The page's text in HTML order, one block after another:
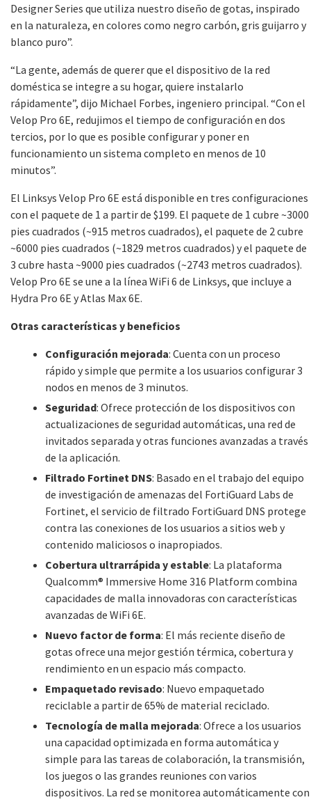
Designer Series que utiliza nuestro diseño de gotas, inspirado
en la naturaleza, en colores como negro carbón, gris guijarro y
blanco puro”.
“La gente, además de querer que el dispositivo de la red
doméstica se integre a su hogar, quiere instalarlo
rápidamente”, dijo Michael Forbes, ingeniero principal. “Con el
Velop Pro 6E, redujimos el tiempo de configuración en dos
tercios, por lo que es posible configurar y poner en
funcionamiento un sistema completo en menos de 10
minutos”.
El Linksys Velop Pro 6E está disponible en tres configuraciones
con el paquete de 1 a partir de $199. El paquete de 1 cubre ~3000
pies cuadrados (~915 metros cuadrados), el paquete de 2 cubre
~6000 pies cuadrados (~1829 metros cuadrados) y el paquete de
3 cubre hasta ~9000 pies cuadrados (~2743 metros cuadrados).
Velop Pro 6E se une a la línea WiFi 6 de Linksys, que incluye a
Hydra Pro 6E y Atlas Max 6E.
Otras características y beneficios
Configuración mejorada: Cuenta con un proceso
rápido y simple que permite a los usuarios configurar 3
nodos en menos de 3 minutos.
Seguridad: Ofrece protección de los dispositivos con
actualizaciones de seguridad automáticas, una red de
invitados separada y otras funciones avanzadas a través
de la aplicación.
Filtrado Fortinet DNS: Basado en el trabajo del equipo
de investigación de amenazas del FortiGuard Labs de
Fortinet, el servicio de filtrado FortiGuard DNS protege
contra las conexiones de los usuarios a sitios web y
contenido maliciosos o inapropiados.
Cobertura ultrarrápida y estable: La plataforma
Qualcomm® Immersive Home 316 Platform combina
capacidades de malla innovadoras con características
avanzadas de WiFi 6E.
Nuevo factor de forma: El más reciente diseño de
gotas ofrece una mejor gestión térmica, cobertura y
rendimiento en un espacio más compacto.
Empaquetado revisado: Nuevo empaquetado
reciclable a partir de 65% de material reciclado.
Tecnología de malla mejorada: Ofrece a los usuarios
una capacidad optimizada en forma automática y
simple para las tareas de colaboración, la transmisión,
los juegos o las grandes reuniones con varios
dispositivos. La red se monitorea automáticamente con